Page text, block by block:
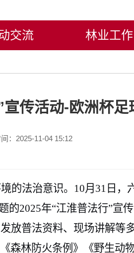
交流 林业工作
传活动-欧洲杯足
：2025-11-04 15:12
的法治意识。 10月31日，
2025年“江淮普法行”宣传
放普法资料、现场讲解等
森林防火条例》《野生动